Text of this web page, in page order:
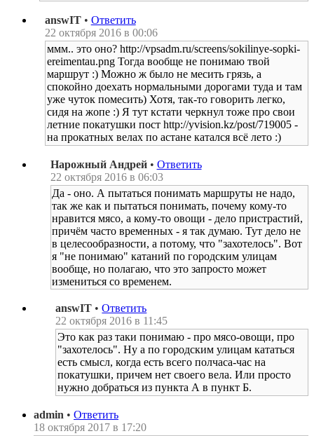
answIT • Ответить
22 октября 2016 в 00:06
ммм.. это оно? http://vpsadm.ru/screens/sokilinye-sopki-
ereimentau.png Тогда вообще не понимаю твой
маршрут :) Можно ж было не месить грязь, а
спокойно доехать нормальными дорогами туда и там
уже чуток помесить) Хотя, так-то говорить легко,
сидя на жопе :) Я тут кстати черкнул тоже про свои
летние покатушки пост http://yvision.kz/post/719005 -
на прокатных велах по астане катался всё лето :)
Нарожный Андрей • Ответить
22 октября 2016 в 06:03
Да - оно. А пытаться понимать маршруты не надо,
так же как и пытаться понимать, почему кому-то
нравится мясо, а кому-то овощи - дело пристрастий,
причём часто временных - я так думаю. Тут дело не
в целесообразности, а потому, что "захотелось". Вот
я "не понимаю" катаний по городским улицам
вообще, но полагаю, что это запросто может
измениться со временем.
answIT • Ответить
22 октября 2016 в 11:45
Это как раз таки понимаю - про мясо-овощи, про
"захотелось". Ну а по городским улицам кататься
есть смысл, когда есть всего полчаса-час на
покатушки, причем нет своего вела. Или просто
нужно добраться из пункта А в пункт Б.
admin • Ответить
18 октября 2017 в 17:20